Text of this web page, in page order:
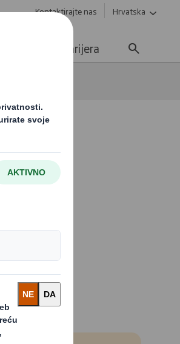
Kontaktirajte nas Hrvatska
Karijera